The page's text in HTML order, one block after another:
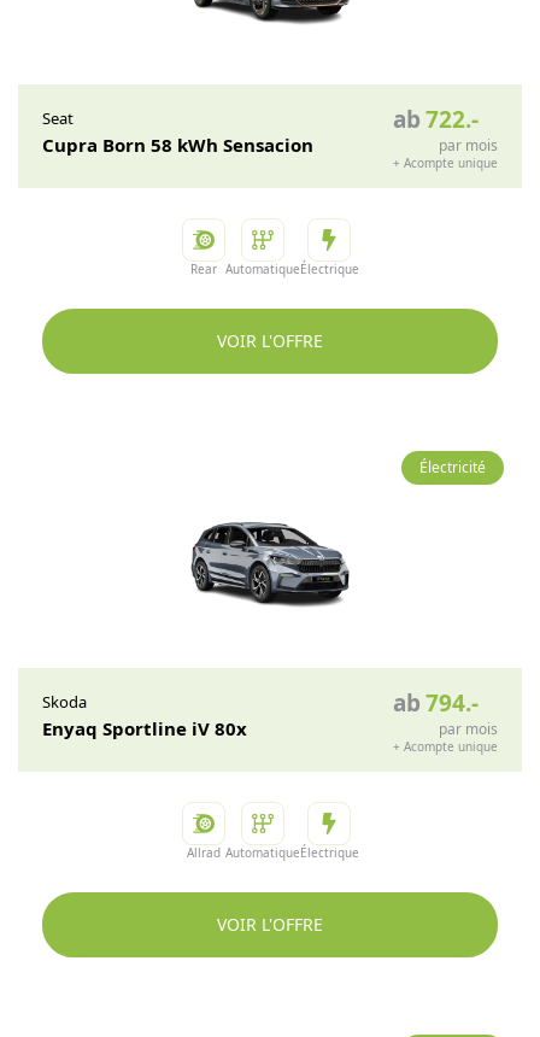
Seat
Cupra Born 58 kWh Sensacion
ab722.-
par mois
+ Acompte unique
Rear AutomatiqueÉlectrique
VOIR L'OFFRE
Électricité
Skoda
Enyaq Sportline iV 80x
ab794.-
par mois
+ Acompte unique
Allrad AutomatiqueÉlectrique
VOIR L'OFFRE